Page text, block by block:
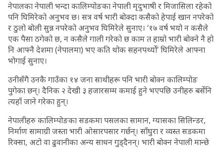
नेपालका नेपाली भन्दा कालिम्पोङका नेपाली मृदुभाषी र मिजासिला रहेको
पनि घिमिरेको अनुभव छ। सत्र वर्ष भारी बोक्दा कसैको हेपाई खान नपरेको
र ठुलो बोली सुन्न नपरेको अनुभव घिमिरेले सुनाए। ‘१७ वर्ष भयो न कसैले
एक पैसा ठगेको छ, न कसैले गाली गरेको छ काम त हाम्रो भारी बोक्ने नै हो
नि आफ्नै देशमा (नेपालमा) भए कति थोक सहनपर्थ्यो’ घिमिरेले आफ्ना
भोगाई सुनाए।
उनीसँगै उनकै गाउँका १४ जना साथीहरू पनि भारी बोक्न कालिम्पोङ
पुगेका छन्। दैनिक २ देखी ३ हजारसम्म कमाई हुने भएपछि उनीहरु बर्सेनि
त्यहाँ जाने गरेका हुन्।
नेपालीहरु कालिम्पोङका सडकमा पसलका सामान, ग्यासका सिलिन्डर,
निर्माण सामाग्री जस्ता भारी ओसारपसार गर्छन्। साँघुरा र व्यस्त सडकमा
रिक्सा, अटो वा ढुवानीका अन्य साधन गुड्दैनन्। भारी बोक्न नेपाली मान्छे